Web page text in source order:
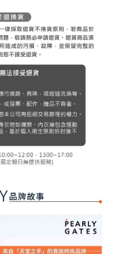
之「AFTEE先享後付」服務完成之交
資料，並將交易相關給付款項請求債
以下網址：
理人或監護人之同意方可使用
者引起之損失，本公司不負相關責
依據個別帳號之用戶狀況，依本公司即
度不足之情形，本公司將視審查結果
資訊註冊。若發現惡意使用之情形，
戶之使用額度並採取法律行動。